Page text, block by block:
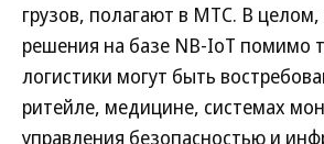
грузов, полагают в МТС. В целом,
решения на базе NB-IoT помимо
логистики могут быть
ритейле, медицине, системах
управления безопасностью и